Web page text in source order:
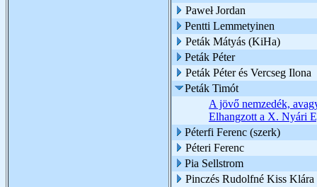
Paweł Jordan
Pentti Lemmetyinen
Peták Mátyás (KiHa)
Peták Péter
Peták Péter és Vercseg Ilona
Peták Timót
A jövő nemzedék,
Elhangzott a X. Nyári
Péterfi Ferenc (szerk)
Péteri Ferenc
Pia Sellstrom
Pinczés Rudolfné Kiss Klára